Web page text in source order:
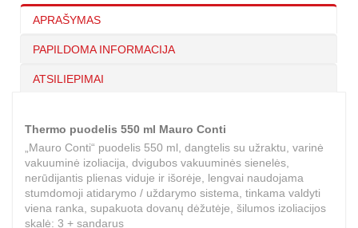
APRAŠYMAS
PAPILDOMA INFORMACIJA
ATSILIEPIMAI
Thermo puodelis 550 ml Mauro Conti
„Mauro Conti“ puodelis 550 ml, dangtelis su užraktu, varinė
vakuuminė izoliacija, dvigubos vakuuminės sienelės,
nerūdijantis plienas viduje ir išorėje, lengvai naudojama
stumdomoji atidarymo / uždarymo sistema, tinkama valdyti
viena ranka, supakuota dovanų dėžutėje, šilumos izoliacijos
skalė: 3 + sandarus